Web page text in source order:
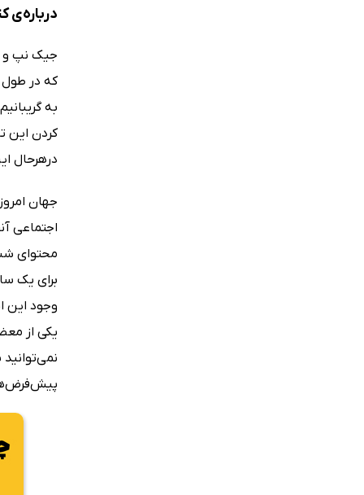
درباره‌ی
جیک نپ و
که در
به
کردن این
درهرحال
جهان
اجتماعی
محتوای
برای یک
وجود این
یکی از